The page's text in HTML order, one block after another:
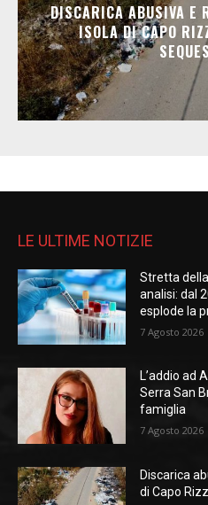
DISCARICA ABUSIVA E
ISOLA DI CAPO
LE ULTIME NOTIZIE
Stretta
analisi: dal
esplode la
7 Agosto 2026
L’addio ad
Serra San
famiglia
7 Agosto 2026
Discarica
di Capo